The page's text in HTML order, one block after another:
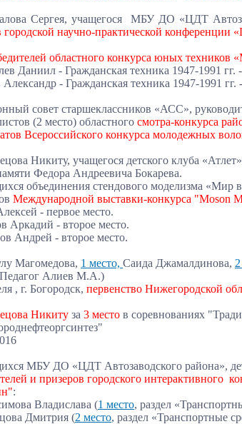
недоступен, пожалуйста,
Сергея, учащегося МБУ ДО «ЦДТ
городской научно-практической конференции
областного конкурса юных техников
Даниил - Гражданская техника 1947-1991 гг.
- Гражданская техника 1947-1991
совет старшеклассников «АСС»,
(2 место) областного смотра-конкурса
Всероссийского конкурса молодежных
Никиту, учащегося детского клуба
Федора Андреевича Бокарева.
объединения стендового моделизма
Международной выставки-конкурса "Moson
- первое место.
Аркадий - второе место.
Андрей - второе место.
Магомедова, 1 место, Саида Джамалдинова,
Педагог Алиев М.А.)
, г. Богородск, первенство Нижегородской
Никиту за 3 место в соревнованиях
МБУ ДО «ЦДТ Автозаводского района»,
и призеров городского интерактивного
:
Владислава (1 место, раздел
Дмитрия (2 место, раздел «Транспортные